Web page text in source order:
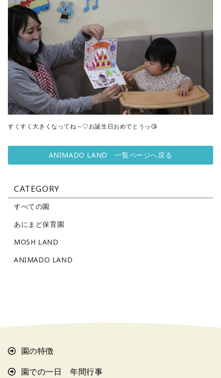
すくすく大きくなってね～♡お誕生日おめでとうっ😘
ANIMADO LAND 一覧ページへ戻る
CATEGORY
すべての園
あにまど保育園
MOSH LAND
ANIMADO LAND
園の特徴
園での一日 年間行事